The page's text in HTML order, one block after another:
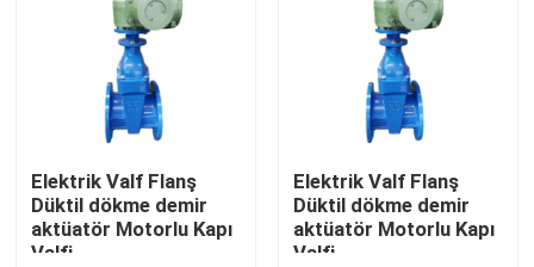
Elektrik Valf Flanş
Düktil dökme demir
aktüatör Motorlu Kapı
Valfi
Elektrik Valf Flanş
Düktil dökme demir
aktüatör Motorlu Kapı
Valfi